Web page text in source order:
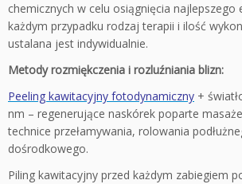
chemicznych w celu osiągnięcia najlepszego
każdym przypadku rodzaj terapii i ilość
ustalana jest indywidualnie.
Metody rozmiękczenia i rozluźniania blizn:
Peeling kawitacyjny fotodynamiczny +
nm – regenerujące naskórek poparte
technice przełamywania, rolowania
dośrodkowego.
Piling kawitacyjny przed każdym zabiegiem